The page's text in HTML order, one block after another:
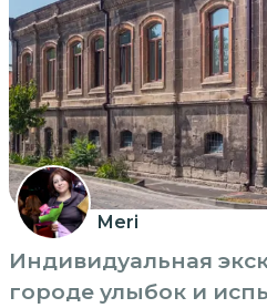
Meri
Индивидуальная
городе улыбок и